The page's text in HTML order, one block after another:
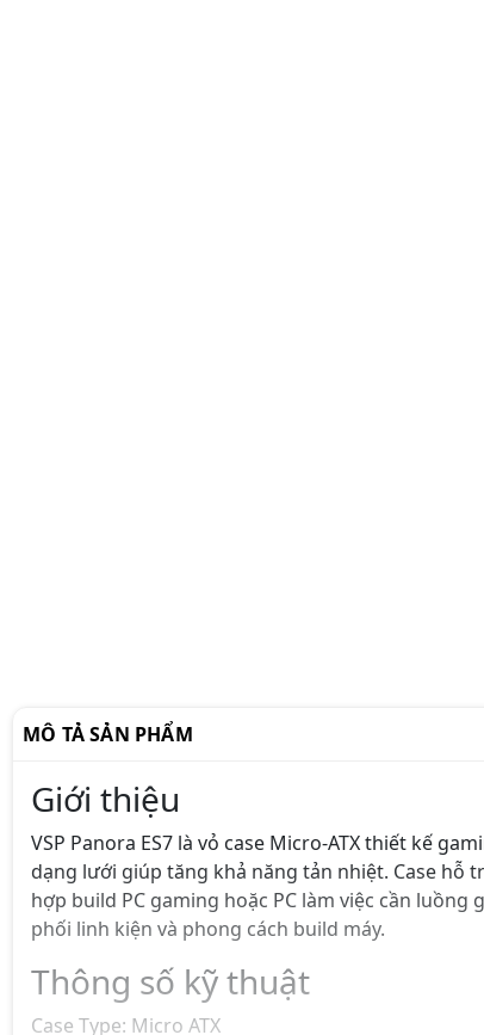
MÔ TẢ SẢN PHẨM
Giới thiệu
VSP Panora ES7 là vỏ case Micro-ATX thiết kế
dạng lưới giúp tăng khả năng tản nhiệt. Case hỗ
hợp build PC gaming hoặc PC làm việc cần luồng
phối linh kiện và phong cách build máy.
Thông số kỹ thuật
Case Type: Micro ATX